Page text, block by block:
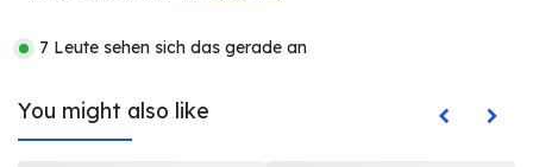
7 Leute sehen sich das gerade an
You might also like